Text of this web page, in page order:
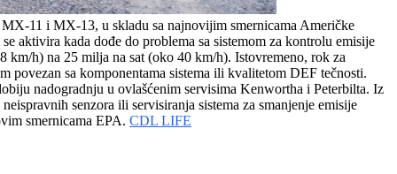
11 i MX-13, u skladu sa najnovijim smernicama Američke
aktivira kada dođe do problema sa sistemom za kontrolu emisije
km/h) na 25 milja na sat (oko 40 km/h). Istovremeno, rok za
povezan sa komponentama sistema ili kvalitetom DEF tečnosti.
nadogradnju u ovlašćenim servisima Kenwortha i Peterbilta. Iz
senzora ili servisiranja sistema za smanjenje emisije
smernicama EPA. CDL LIFE